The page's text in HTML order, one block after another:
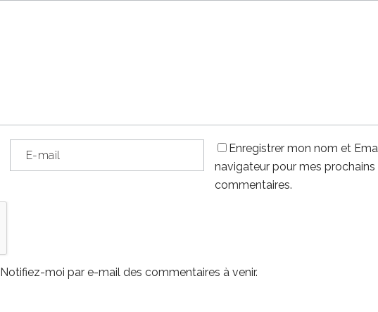
Enregistrer mon nom et
navigateur pour mes prochains
commentaires.
Notifiez-moi par e-mail des commentaires à venir.